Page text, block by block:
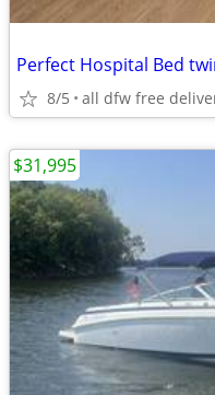
Perfect Hospital Bed
8/5 all dfw free
$31,995